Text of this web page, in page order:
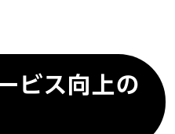
ビス向上の